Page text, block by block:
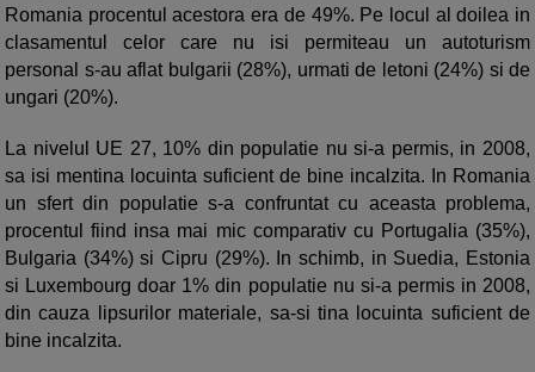
Romania procentul acestora era de 49%. Pe locul al doilea in
clasamentul celor care nu isi permiteau un autoturism
personal s-au aflat bulgarii (28%), urmati de letoni (24%) si de
ungari (20%).
La nivelul UE 27, 10% din populatie nu si-a permis, in 2008,
sa isi mentina locuinta suficient de bine incalzita. In Romania
un sfert din populatie s-a confruntat cu aceasta problema,
procentul fiind insa mai mic comparativ cu Portugalia (35%),
Bulgaria (34%) si Cipru (29%). In schimb, in Suedia, Estonia
si Luxembourg doar 1% din populatie nu si-a permis in 2008,
din cauza lipsurilor materiale, sa-si tina locuinta suficient de
bine incalzita.